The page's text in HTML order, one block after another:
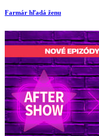
Farmár hľadá ženu